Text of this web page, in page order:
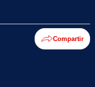
Compartir